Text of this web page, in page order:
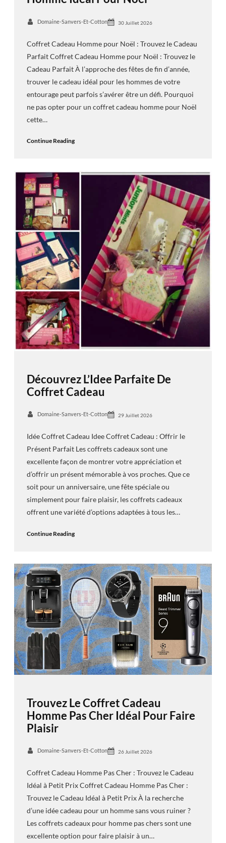
Domaine-Sanvers-Et-Cotton 30 Juillet 2026
Coffret Cadeau Homme pour Noël : Trouvez le Cadeau
Parfait Coffret Cadeau Homme pour Noël : Trouvez le
Cadeau Parfait À l’approche des fêtes de fin d’année,
trouver le cadeau idéal pour les hommes de votre
entourage peut parfois s’avérer être un défi. Pourquoi
ne pas opter pour un coffret cadeau homme pour Noël
cette…
Continue Reading
Découvrez L’Idee Parfaite De
Coffret Cadeau
Domaine-Sanvers-Et-Cotton 29 Juillet 2026
Idée Coffret Cadeau Idee Coffret Cadeau : Offrir le
Présent Parfait Les coffrets cadeaux sont une
excellente façon de montrer votre appréciation et
d’offrir un présent mémorable à vos proches. Que ce
soit pour un anniversaire, une fête spéciale ou
simplement pour faire plaisir, les coffrets cadeaux
offrent une variété d’options adaptées à tous les…
Continue Reading
Trouvez Le Coffret Cadeau
Homme Pas Cher Idéal Pour Faire
Plaisir
Domaine-Sanvers-Et-Cotton 26 Juillet 2026
Coffret Cadeau Homme Pas Cher : Trouvez le Cadeau
Idéal à Petit Prix Coffret Cadeau Homme Pas Cher :
Trouvez le Cadeau Idéal à Petit Prix À la recherche
d’une idée cadeau pour un homme sans vous ruiner ?
Les coffrets cadeaux pour homme pas chers sont une
excellente option pour faire plaisir à un…